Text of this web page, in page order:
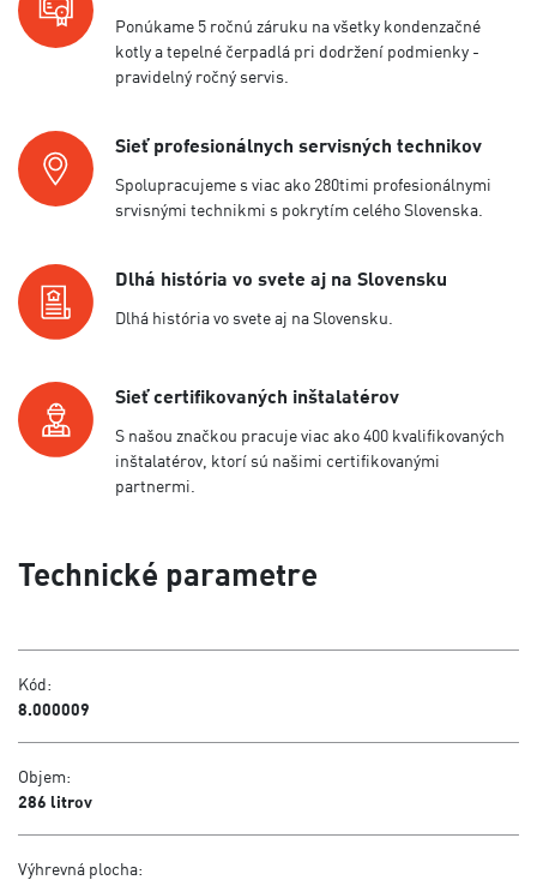
Ponúkame 5 ročnú záruku na všetky kondenzačné
kotly a tepelné čerpadlá pri dodržení podmienky -
pravidelný ročný servis.
Sieť profesionálnych servisných technikov
Spolupracujeme s viac ako 280timi profesionálnymi
srvisnými technikmi s pokrytím celého Slovenska.
Dlhá história vo svete aj na Slovensku
Dlhá história vo svete aj na Slovensku.
Sieť certifikovaných inštalatérov
S našou značkou pracuje viac ako 400 kvalifikovaných
inštalatérov, ktorí sú našimi certifikovanými
partnermi.
Technické parametre
Kód:
8.000009
Objem:
286 litrov
Výhrevná plocha: